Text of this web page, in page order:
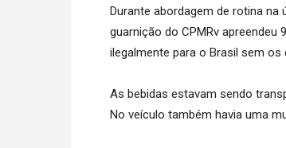
Durante abordagem de rotina na
guarnição do CPMRv
ilegalmente para o Brasil sem
​As bebidas estavam sendo
No veículo também havia uma